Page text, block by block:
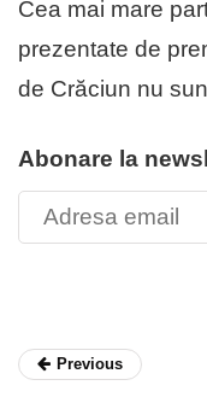
Cea mai mare
prezentate de
de Crăciun nu
Abonare la
Previous